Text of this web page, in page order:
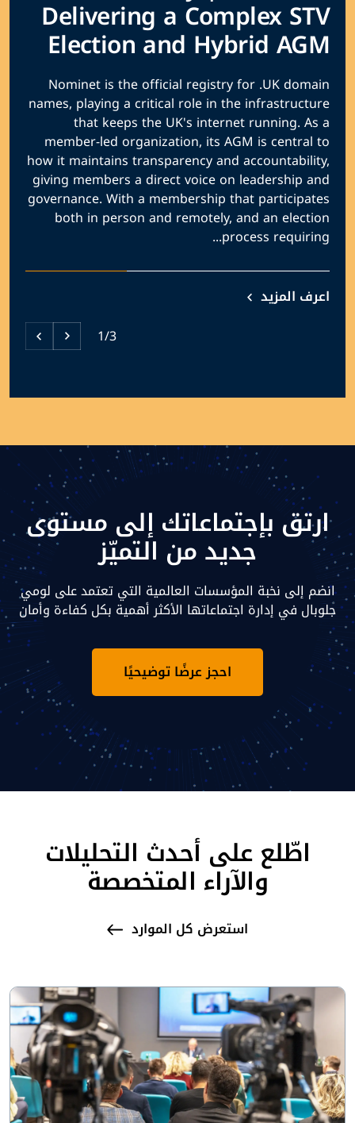
Delivering a Complex STV
Election and Hybrid AGM
Nominet is the official registry for .UK domain
names, playing a critical role in the infrastructure
that keeps the UK's internet running. As a
member-led organization, its AGM is central to
how it maintains transparency and accountability,
giving members a direct voice on leadership and
governance. With a membership that participates
both in person and remotely, and an election
process requiring...
اعرف المزيد
1/3
ارتق بإجتماعاتك إلى مستوى
جديد من التميّز
انضم إلى نخبة المؤسسات العالمية التي تعتمد على لومي
جلوبال في إدارة اجتماعاتها الأكثر أهمية بكل كفاءة وأمان
احجز عرضًا توضيحيًا
اطّلع على أحدث التحليلات
والآراء المتخصصة
استعرض كل الموارد